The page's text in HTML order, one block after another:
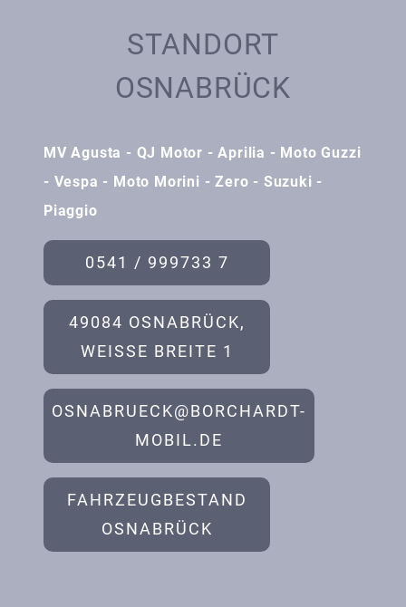
STANDORT
OSNABRÜCK
MV Agusta - QJ Motor - Aprilia - Moto Guzzi
- Vespa - Moto Morini - Zero - Suzuki -
Piaggio
0541 / 999733 7
49084 OSNABRÜCK,
WEISSE BREITE 1
OSNABRUECK@BORCHARDT-
MOBIL.DE
FAHRZEUGBESTAND
OSNABRÜCK